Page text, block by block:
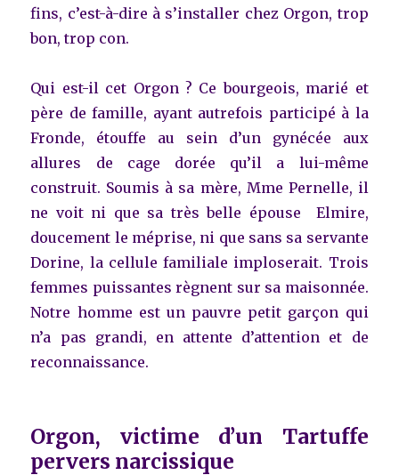
fins, c’est-à-dire à s’installer chez Orgon, trop
bon, trop con.
Qui est-il cet Orgon ? Ce bourgeois, marié et
père de famille, ayant autrefois participé à la
Fronde, étouffe au sein d’un gynécée aux
allures de cage dorée qu’il a lui-même
construit. Soumis à sa mère, Mme Pernelle, il
ne voit ni que sa très belle épouse Elmire,
doucement le méprise, ni que sans sa servante
Dorine, la cellule familiale imploserait. Trois
femmes puissantes règnent sur sa maisonnée.
Notre homme est un pauvre petit garçon qui
n’a pas grandi, en attente d’attention et de
reconnaissance.
Orgon, victime d’un Tartuffe
pervers narcissique